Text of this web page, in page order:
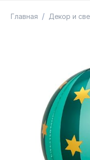
Главная / Декор и